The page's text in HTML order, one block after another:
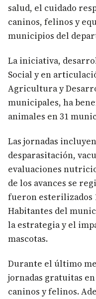
salud, el cuidado
caninos, felinos y
municipios del
La iniciativa,
Social y en
Agricultura y
municipales, ha
animales en 31
Las jornadas
desparasitación,
evaluaciones
de los avances se
fueron esterilizados
Habitantes del
la estrategia y el
mascotas.
Durante el último
jornadas gratuitas
caninos y felinos.